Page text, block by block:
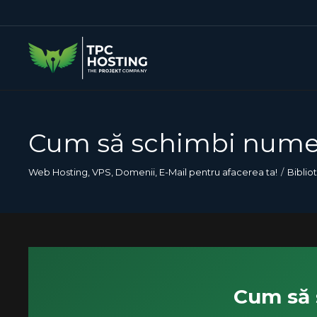
Cum să schimbi
Web Hosting, VPS, Domenii, E-Mail pentru afacerea ta!
Cum